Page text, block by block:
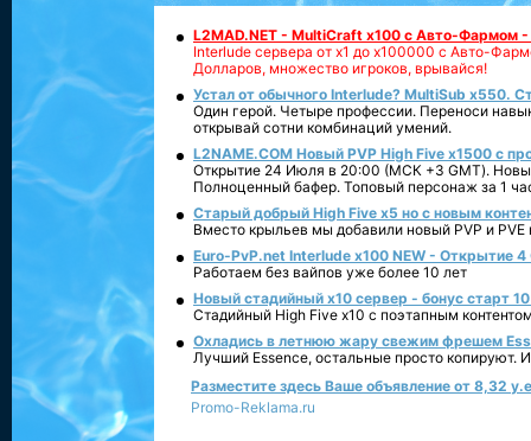
L2MAD.NET - MultiCraft x100 с Авто-Фармом
Interlude сервера от х1 до х100000 с Авто-
Долларов, множество игроков, врывайся!
Устал от обычного Interlude? MultiSub x550.
Один герой. Четыре профессии. Переноси
открывай сотни комбинаций умений.
L2NAME.COM Новый PVP High Five x1500 с
Открытие 24 Июля в 20:00 (МСК +3 GMT).
Полноценный бафер. Топовый персонаж за 1
Старый добрый High Five x5 но с новым
Вместо крыльев мы добавили новый PVP и PVE
Euro-PvP.net Interlude х100 NEW - Открытие 4
Работаем без вайпов уже более 10 лет
Новый стадийный х10 сервер - бонус старт
Стадийный High Five x10 с поэтапным
Охладись в летнюю жару свежим фрешем
Лучший Essence, остальные просто копируют.
Разместите здесь Ваше объявление от 8,32
Promo-Reklama.ru